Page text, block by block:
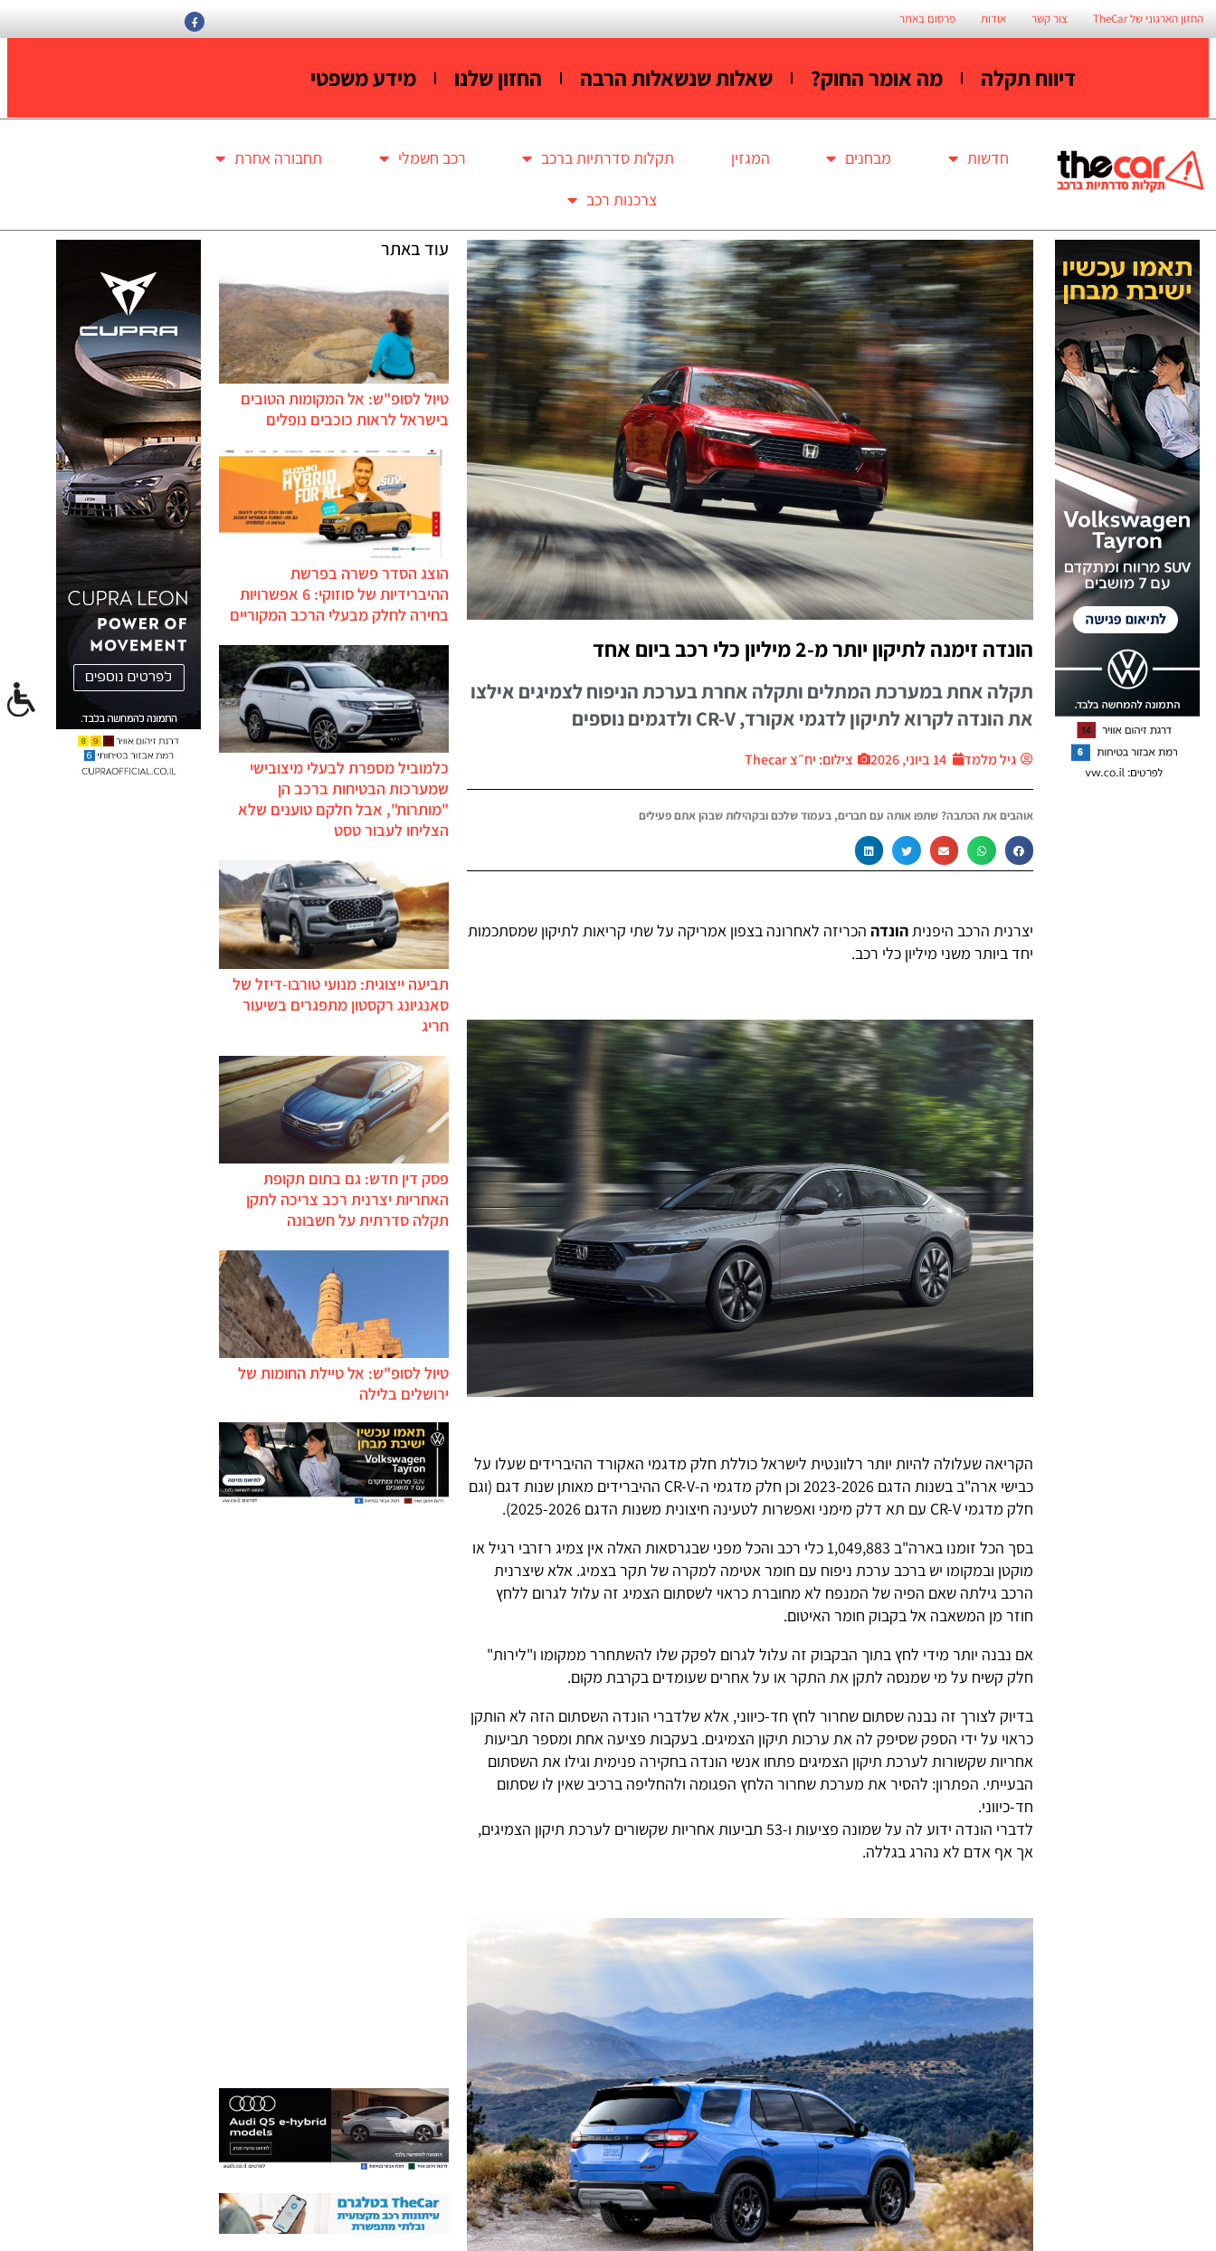
החזון הארגוני של TheCar צור קשר אודות פרסום באתר
דיווח תקלה מה אומר החוק? שאלות שנשאלות הרבה החזון שלנו מידע משפטי
חדשות מבחנים המגזין תקלות סדרתיות ברכב רכב חשמלי
תחבורה אחרת
צרכנות רכב
הונדה זימנה לתיקון יותר מ-2 מיליון כלי רכב ביום אחד
תקלה אחת במערכת המתלים ותקלה אחרת בערכת הניפוח לצמיגים אילצו
את הונדה לקרוא לתיקון לדגמי אקורד, CR-V ולדגמים נוספים
גיל מלמד 14 ביוני, 2026 צילום: יח״צ Thecar
אוהבים את הכתבה? שתפו אותה עם חברים, בעמוד שלכם ובקהילות שבהן אתם פעילים
יצרנית הרכב היפניתהונדההכריזה לאחרונה בצפון אמריקה על שתי קריאות לתיקון שמסתכמות
יחד ביותר משני מיליון כלי רכב.
הקריאה שעלולה להיות יותר רלוונטית לישראל כוללת חלק מדגמי האקורד ההיברידים שעלו על
כבישי ארה"ב בשנות הדגם 2023-2026 וכן חלק מדגמי ה-CR-V ההיברידים מאותן שנות דגם (וגם
חלק מדגמי CR-V עם תא דלק מימני ואפשרות לטעינה חיצונית משנות הדגם 2025-2026).
בסך הכל זומנו בארה"ב 1,049,883 כלי רכב והכל מפני שבגרסאות האלה אין צמיג רזרבי רגיל או
מוקטן ובמקומו יש ברכב ערכת ניפוח עם חומר אטימה למקרה של תקר בצמיג. אלא שיצרנית
הרכב גילתה שאם הפיה של המנפח לא מחוברת כראוי לשסתום הצמיג זה עלול לגרום ללחץ
חוזר מן המשאבה אל בקבוק חומר האיטום.
אם נבנה יותר מידי לחץ בתוך הבקבוק זה עלול לגרום לפקק שלו להשתחרר ממקומו ו"לירות"
חלק קשיח על מי שמנסה לתקן את התקר או על אחרים שעומדים בקרבת מקום.
בדיוק לצורך זה נבנה שסתום שחרור לחץ חד-כיווני, אלא שלדברי הונדה השסתום הזה לא הותקן
כראוי על ידי הספק שסיפק לה את ערכות תיקון הצמיגים. בעקבות פציעה אחת ומספר תביעות
אחריות שקשורות לערכת תיקון הצמיגים פתחו אנשי הונדה בחקירה פנימית וגילו את השסתום
הבעייתי. הפתרון: להסיר את מערכת שחרור הלחץ הפגומה ולהחליפה ברכיב שאין לו שסתום
חד-כיווני.
לדברי הונדה ידוע לה על שמונה פציעות ו-53 תביעות אחריות שקשורים לערכת תיקון הצמיגים,
אך אף אדם לא נהרג בגללה.
עוד באתר
טיול לסופ"ש: אל המקומות הטובים
בישראל לראות כוכבים נופלים
הוצג הסדר פשרה בפרשת
ההיברידיות של סוזוקי: 6 אפשרויות
בחירה לחלק מבעלי הרכב המקוריים
כלמוביל מספרת לבעלי מיצובישי
שמערכות הבטיחות ברכב הן
"מותרות", אבל חלקם טוענים שלא
הצליחו לעבור טסט
תביעה ייצוגית: מנועי טורבו-דיזל של
סאנגיונג רקסטון מתפגרים בשיעור
חריג
פסק דין חדש: גם בתום תקופת
האחריות יצרנית רכב צריכה לתקן
תקלה סדרתית על חשבונה
טיול לסופ"ש: אל טיילת החומות של
ירושלים בלילה